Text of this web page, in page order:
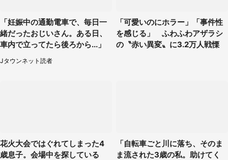
「妊娠中の通勤電車で、毎日一
緒だったおじいさん。ある日、
車内で立ってたら後ろから...」
Jタウンネット読者
「可愛いのにホラー」「事件性
を感じる」 ふわふわアザラシ
の〝赤い異変〟に3.2万人戦慄
花火大会ではぐれてしまった4
歳息子。会場中を探している
「自転車ごと川に落ち、そのま
ま流された3歳の私。助けてく